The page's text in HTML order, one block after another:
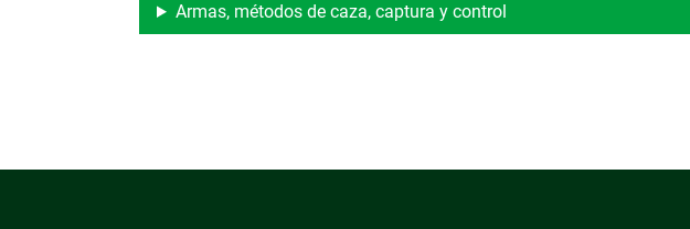
Armas, métodos de caza, captura y control